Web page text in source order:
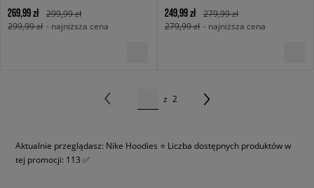
269,99 zł
299,99 zł
299,99 zł - najniższa cena
249,99 zł
279,99 zł
279,99 zł - najniższa cena
z 2
Aktualnie przeglądasz: Nike Hoodies ⭐ Liczba dostępnych produktów w
tej promocji: 113 ✅